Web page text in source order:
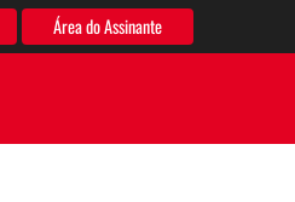
Área do Assinante